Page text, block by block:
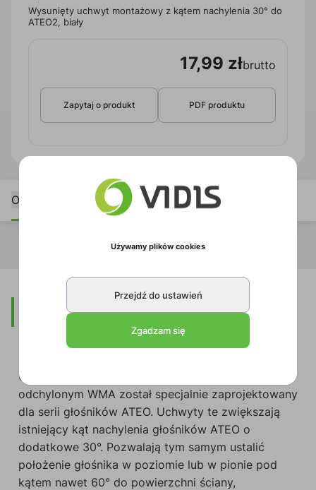
Wysunięty uchwyt montażowy z kątem nachylenia 30° do
ATEO2, biały
17,99 złbrutto
Zapytaj o produkt PDF produktu
Opis
Uchwyt montażowy do instalacji w położeniu
odchylonym WMA został specjalnie zaprojektowany
dla serii głośników ATEO. Uchwyty te zwiększają
istniejący kąt nachylenia głośników ATEO o
dodatkowe 30°. Pozwalają tym samym ustalić
położenie głośnika w poziomie lub w pionie pod
kątem nawet 60° do powierzchni ściany,
Używamy plików cookies
Przejdź do ustawień
Zgadzam się